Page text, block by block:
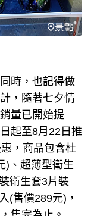
時，也記得做
，隨著七夕情
量已開始提
起至8月22日推
，商品包含杜
)、超薄型衛生
衛生套3片裝
(售價289元)，